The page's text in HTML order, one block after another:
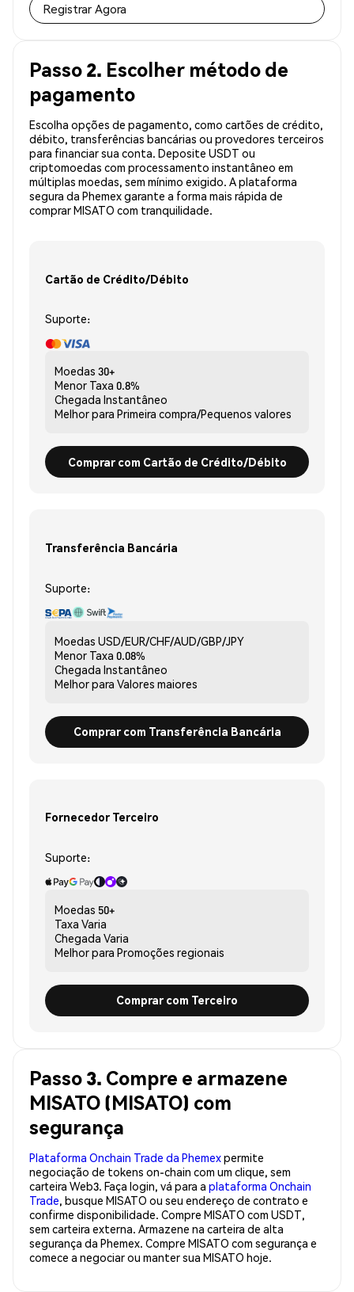
Registrar Agora
Passo 2. Escolher método de
pagamento
Escolha opções de pagamento, como cartões de crédito,
débito, transferências bancárias ou provedores terceiros
para financiar sua conta. Deposite USDT ou
criptomoedas com processamento instantâneo em
múltiplas moedas, sem mínimo exigido. A plataforma
segura da Phemex garante a forma mais rápida de
comprar MISATO com tranquilidade.
Cartão de Crédito/Débito
Suporte:
Moedas 30+
Menor Taxa 0.8%
Chegada Instantâneo
Melhor para Primeira compra/Pequenos valores
Comprar com Cartão de Crédito/Débito
Transferência Bancária
Suporte:
Moedas USD/EUR/CHF/AUD/GBP/JPY
Menor Taxa 0.08%
Chegada Instantâneo
Melhor para Valores maiores
Comprar com Transferência Bancária
Fornecedor Terceiro
Suporte:
Moedas 50+
Taxa Varia
Chegada Varia
Melhor para Promoções regionais
Comprar com Terceiro
Passo 3. Compre e armazene
MISATO (MISATO) com
segurança
Plataforma Onchain Trade da Phemexpermite
negociação de tokens on-chain com um clique, sem
carteira Web3. Faça login, vá para a plataforma Onchain
Trade, busque MISATO ou seu endereço de contrato e
confirme disponibilidade. Compre MISATO com USDT,
sem carteira externa. Armazene na carteira de alta
segurança da Phemex. Compre MISATO com segurança e
comece a negociar ou manter sua MISATO hoje.